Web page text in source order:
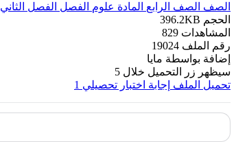
الصف الصف الرابع المادة علوم الفصل الفصل الثاني
الحجم 396.2KB
المشاهدات 829
رقم الملف 19024
إضافة بواسطة مايا
سيظهر زر التحميل خلال 5
تحميل الملف إجابة اختبار تحصيلي 1